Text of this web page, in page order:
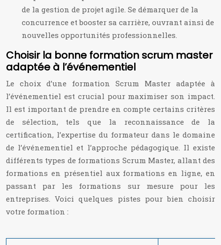
de la gestion de projet agile. Se démarquer de la
concurrence et booster sa carrière, ouvrant ainsi de
nouvelles opportunités professionnelles.
Choisir la bonne formation scrum master
adaptée à l’événementiel
Le choix d’une formation Scrum Master adaptée à
l’événementiel est crucial pour maximiser son impact.
Il est important de prendre en compte certains critères
de sélection, tels que la reconnaissance de la
certification, l’expertise du formateur dans le domaine
de l’événementiel et l’approche pédagogique. Il existe
différents types de formations Scrum Master, allant des
formations en présentiel aux formations en ligne, en
passant par les formations sur mesure pour les
entreprises. Voici quelques pistes pour bien choisir
votre formation :